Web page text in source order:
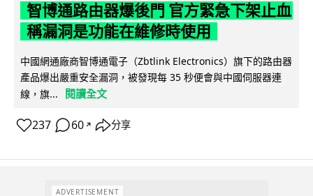
智博通路由器爆後門 官方緊急下架止血
稱漏洞是功能在維修時使用
中國網通廠商智博通電子（Zbtlink Electronics）旗下的路由器
產品爆出嚴重安全漏洞，被發現每 35 秒便會與中國伺服器連
線，旗...
閱讀全文
237 60 ↗ 分享
ADVERTISEMENT